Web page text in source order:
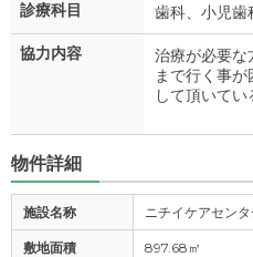
診療科目 歯科、小児歯
協力内容
治療が必要な
まで行く事
して頂いてい
物件詳細
施設名称 ニチイケアセン
敷地面積 897.68㎡